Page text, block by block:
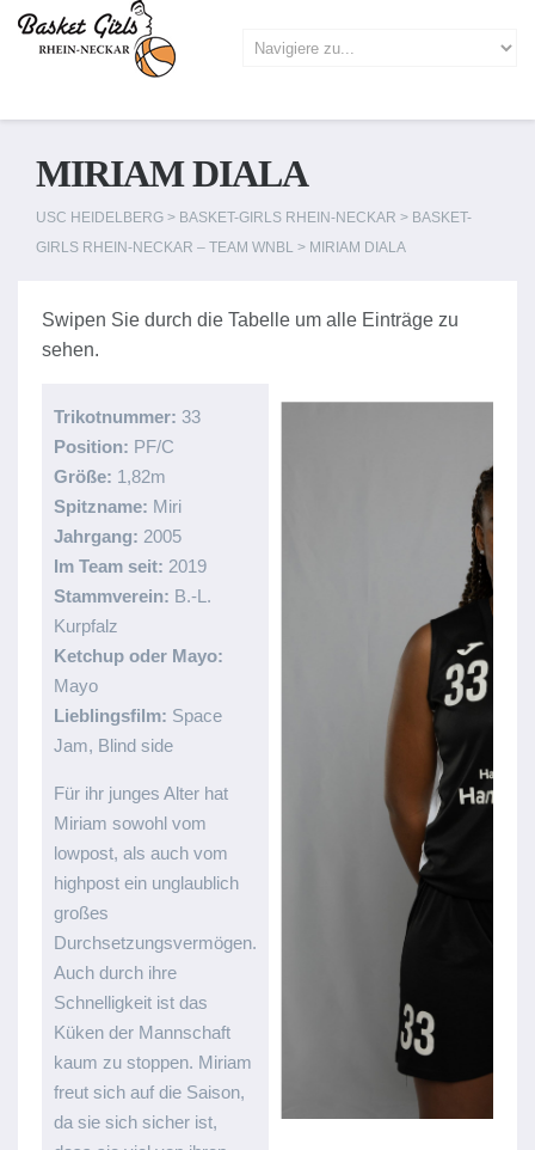
MIRIAM DIALA
USC HEIDELBERG > BASKET-GIRLS RHEIN-NECKAR > BASKET-
GIRLS RHEIN-NECKAR – TEAM WNBL > MIRIAM DIALA
Trikotnummer: 33
Position: PF/C
Größe: 1,82m
Spitzname: Miri
Jahrgang: 2005
Im Team seit: 2019
Stammverein: B.-L.
Kurpfalz
Ketchup oder Mayo:
Mayo
Lieblingsfilm: Space
Jam, Blind side
Für ihr junges Alter hat
Miriam sowohl vom
lowpost, als auch vom
highpost ein unglaublich
großes
Durchsetzungsvermögen.
Auch durch ihre
Schnelligkeit ist das
Küken der Mannschaft
kaum zu stoppen. Miriam
freut sich auf die Saison,
da sie sich sicher ist,